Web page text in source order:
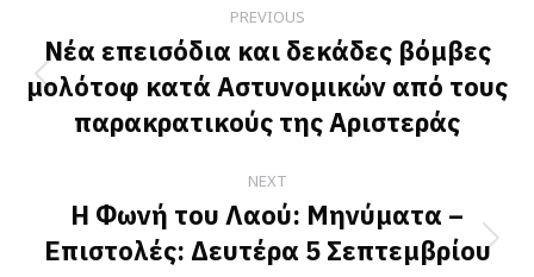
navigation
PREVIOUS
Previous
post:
Νέα επεισόδια και δεκάδες βόμβες
μολότοφ κατά Αστυνομικών από τους
παρακρατικούς της Αριστεράς
NEXT
Next
Η Φωνή του Λαού: Μηνύματα –
Επιστολές: Δευτέρα 5 Σεπτεμβρίου